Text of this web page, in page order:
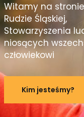
Witamy na stronie
Rudzie Śląskiej,
Stowarzyszenia
niosących
człowiekowi
Kim jesteśmy?